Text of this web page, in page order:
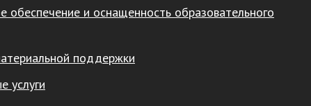
обеспечение и оснащенность образовательного
поддержки
услуги